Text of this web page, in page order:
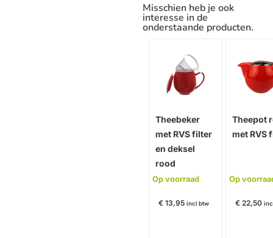
Misschien heb je ook
interesse in de
onderstaande producten.
Theebeker
met RVS filter
en deksel
rood
Op voorraad
€ 13,95 incl btw
Theepot
met RVS
Op
€22,50